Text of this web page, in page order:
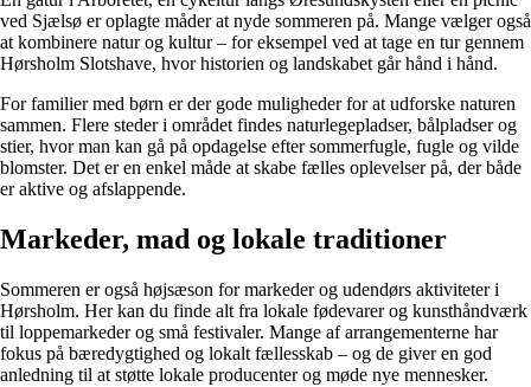
ved Sjælsø er oplagte måder at nyde sommeren på. Mange vælger også
at kombinere natur og kultur – for eksempel ved at tage en tur gennem
Hørsholm Slotshave, hvor historien og landskabet går hånd i hånd.
For familier med børn er der gode muligheder for at udforske naturen
sammen. Flere steder i området findes naturlegepladser, bålpladser og
stier, hvor man kan gå på opdagelse efter sommerfugle, fugle og vilde
blomster. Det er en enkel måde at skabe fælles oplevelser på, der både
er aktive og afslappende.
Markeder, mad og lokale traditioner
Sommeren er også højsæson for markeder og udendørs aktiviteter i
Hørsholm. Her kan du finde alt fra lokale fødevarer og kunsthåndværk
til loppemarkeder og små festivaler. Mange af arrangementerne har
fokus på bæredygtighed og lokalt fællesskab – og de giver en god
anledning til at støtte lokale producenter og møde nye mennesker.